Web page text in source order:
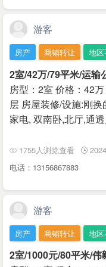
游客
房产 商铺转让 地区
房型：2室 价格：42
层 房屋装修/设施:刚
家电, 双南卧,北厅,通
1755人浏览查看
电话：13156867883
游客
房产 商铺转让 地区
2室/1000元/80平米/